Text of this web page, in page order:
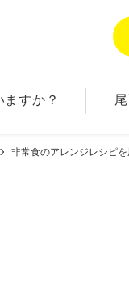
ますか？
非常食のアレンジレシピ